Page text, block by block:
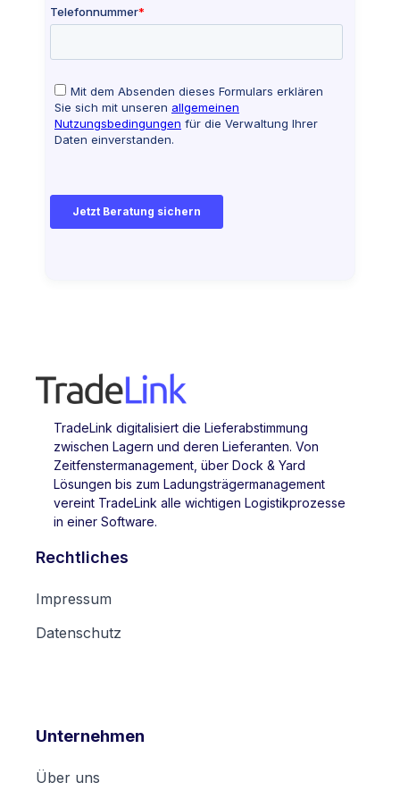
TradeLink digitalisiert die Lieferabstimmung
zwischen Lagern und deren Lieferanten. Von
Zeitfenstermanagement, über Dock & Yard
Lösungen bis zum Ladungsträgermanagement
vereint TradeLink alle wichtigen Logistikprozesse
in einer Software.
Rechtliches
Impressum
Datenschutz
Unternehmen
Über uns